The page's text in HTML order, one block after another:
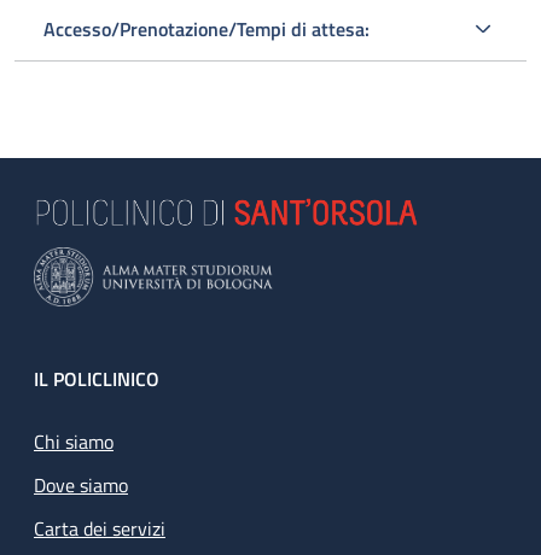
Accesso/Prenotazione/Tempi di attesa:
Footer
IL POLICLINICO
Chi siamo
Dove siamo
Carta dei servizi